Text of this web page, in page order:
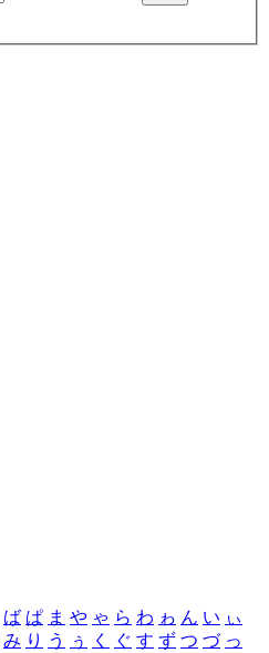
ば ぱ ま や ゃ ら わ ゎ ん い ぃ
み り う ぅ く ぐ す ず つ づ っ